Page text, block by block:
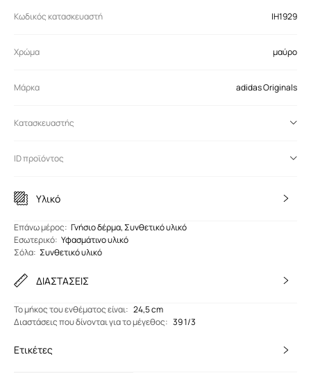
Κωδικός κατασκευαστή IH1929
Χρώμα μαύρο
Μάρκα adidas Originals
Κατασκευαστής
ID προϊόντος
Υλικό
Eπάνω μέρος: Γνήσιο δέρμα, Συνθετικό υλικό
Εσωτερικό: Υφασμάτινο υλικό
Σόλα: Συνθετικό υλικό
ΔΙΑΣΤΑΣΕΙΣ
Το μήκος του ενθέματος είναι: 24,5 cm
Διαστάσεις που δίνονται για το μέγεθος: 39 1/3
Ετικέτες